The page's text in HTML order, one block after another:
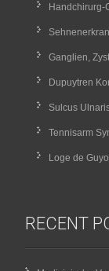
Handchirurg-
Ganglien,
Dupuytren
Sulcus
Tennisarm
Loge de
RECENT